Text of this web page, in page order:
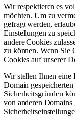
Wir respektieren es
möchten. Um zu
gefragt werden,
Einstellungen zu
andere Cookies
zu können. Wenn Sie
Cookies auf unserer
Wir stellen Ihnen eine
Domain
Sicherheitsgründen
von anderen Domains